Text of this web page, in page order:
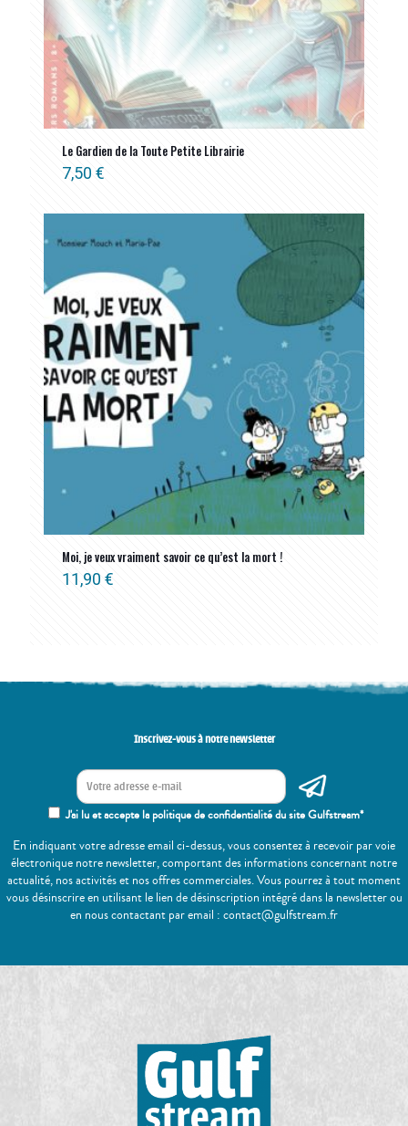
Le Gardien de la Toute Petite Librairie
7,50 €
Moi, je veux vraiment savoir ce qu’est la mort !
11,90 €
Inscrivez-vous à notre newsletter
J'ai lu et accepte la politique de confidentialité du site Gulfstream*
En indiquant votre adresse email ci-dessus, vous consentez à recevoir par voie
électronique notre newsletter, comportant des informations concernant notre
actualité, nos activités et nos offres commerciales. Vous pourrez à tout moment
vous désinscrire en utilisant le lien de désinscription intégré dans la newsletter ou
en nous contactant par email : contact@gulfstream.fr